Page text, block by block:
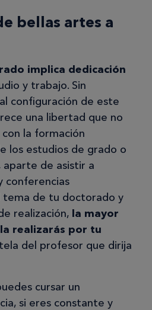
bellas artes a
implica dedicación
y trabajo. Sin
configuración de este
una libertad que no
la formación
los estudios de grado o
aparte de asistir a
conferencias
tema de tu doctorado y
realización, la mayor
realizarás por tu
del profesor que dirija
cursar un
si eres constante y